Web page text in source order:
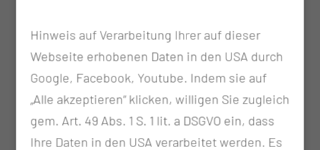
Dr. med. Sonia Ziegler
Fachärztin für Strahlentherapie
Hinweis auf Verarbeitung Ihrer auf dieser
Webseite erhobenen Daten in den USA durch
Google, Facebook, Youtube. Indem sie auf
„Alle akzeptieren“ klicken, willigen Sie zugleich
gem. Art. 49 Abs. 1 S. 1 lit. a DSGVO ein, dass
Ihre Daten in den USA verarbeitet werden. Es